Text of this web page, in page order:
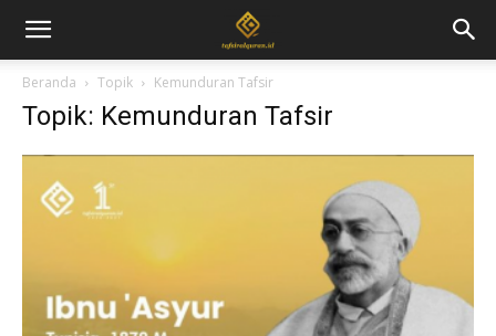
Beranda Topik Kemunduran Tafsir
Topik: Kemunduran Tafsir